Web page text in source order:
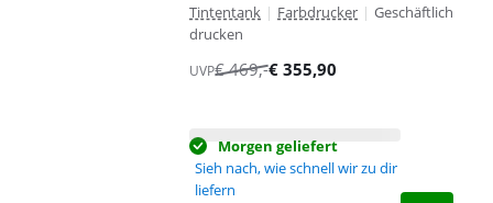
Tintentank | Farbdrucker | Geschäftlich
drucken
UVP€469,-€ 355,90
Morgen geliefert
Sieh nach, wie schnell wir zu dir
liefern